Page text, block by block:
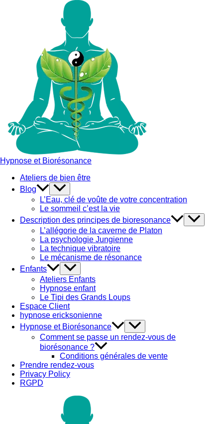
Hypnose et Biorésonance
Ateliers de bien être
Blog
L’Eau, clé de voûte de votre concentration
Le sommeil c’est la vie
Description des principes de bioresonance
L’allégorie de la caverne de Platon
La psychologie Jungienne
La technique vibratoire
Le mécanisme de résonance
Enfants
Ateliers Enfants
Hypnose enfant
Le Tipi des Grands Loups
Espace Client
hypnose ericksonienne
Hypnose et Biorésonance
Comment se passe un rendez-vous de
biorésonance ?
Conditions générales de vente
Prendre rendez-vous
Privacy Policy
RGPD